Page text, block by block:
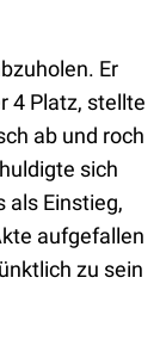
Er
4 Platz, stellte
ab und roch
sich
als Einstieg,
aufgefallen
zu sein